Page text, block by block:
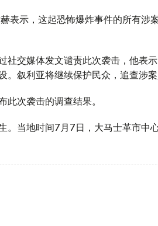
表示，这起恐怖爆炸事件的所有涉
社交媒体发文谴责此次袭击，他表
。叙利亚将继续保护民众，追查涉案
此次袭击的调查结果。
。当地时间7月7日，大马士革市中